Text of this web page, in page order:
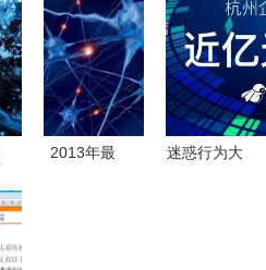
术深层的博
弈
线网卡随时
Wi-Fi评测
2013年最
迷惑行为大